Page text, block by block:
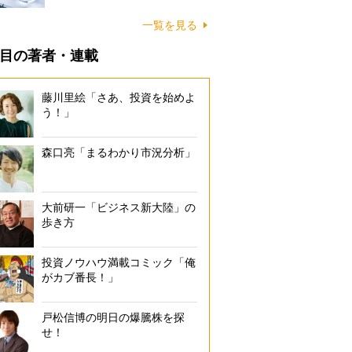
一覧を見る
の著者・連載
藤川里絵「さあ、投資を始めよ
う！」
森口亮「まるわかり市況分析」
大前研一「ビジネス新大陸」の
歩き方
投資ノウハウ満載コミック「俺
がカブ番長！」
戸松信博の明日の爆騰株を探
せ！